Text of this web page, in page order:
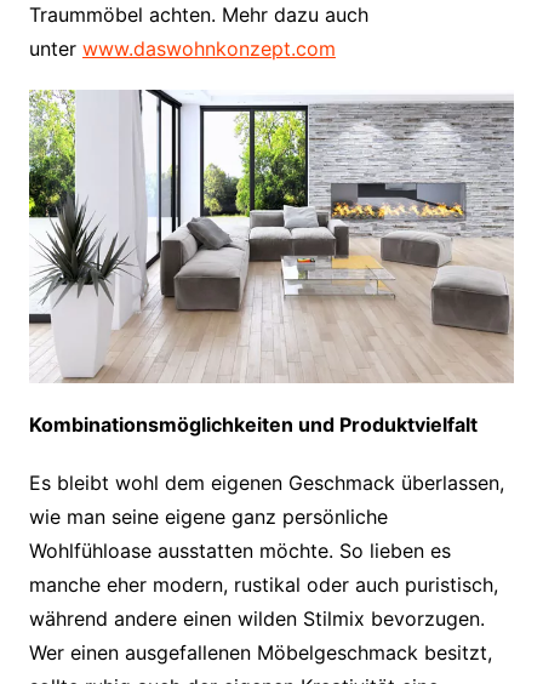
Traummöbel achten. Mehr dazu auch
unter www.daswohnkonzept.com
Kombinationsmöglichkeiten und Produktvielfalt
Es bleibt wohl dem eigenen Geschmack überlassen,
wie man seine eigene ganz persönliche
Wohlfühloase ausstatten möchte. So lieben es
manche eher modern, rustikal oder auch puristisch,
während andere einen wilden Stilmix bevorzugen.
Wer einen ausgefallenen Möbelgeschmack besitzt,